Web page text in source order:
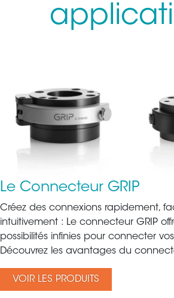
Le Connecteur GRIP
Créez des connexions rapidement,
intuitivement : Le connecteur GRIP
possibilités infinies pour connecter
Découvrez les avantages du
VOIR LES PRODUITS